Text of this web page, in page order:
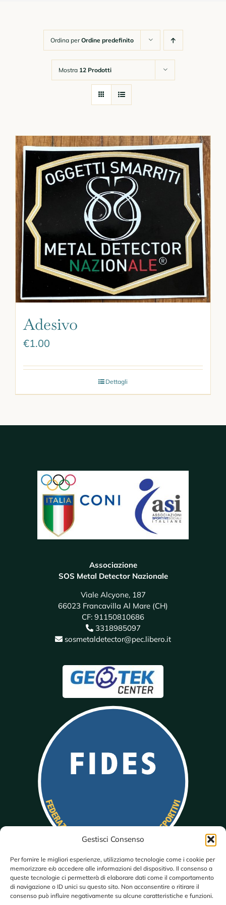
Gestisci Consenso
Per fornire le migliori esperienze, utilizziamo tecnologie come i cookie per
memorizzare e/o accedere alle informazioni del dispositivo. Il consenso a
queste tecnologie ci permetterà di elaborare dati come il comportamento
di navigazione o ID unici su questo sito. Non acconsentire o ritirare il
consenso può influire negativamente su alcune caratteristiche e funzioni.
Corsi Online
Contatti
Ordina perOrdine predefinito
Mostra 12 Prodotti
Adesivo
€1.00
Dettagli
Associazione
SOS Metal Detector Nazionale
Viale Alcyone, 187
66023 Francavilla Al Mare (CH)
CF: 91150810686
3318985097
sosmetaldetector@pec.libero.it